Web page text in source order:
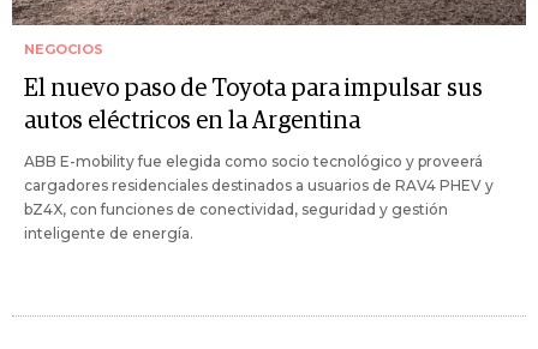
NEGOCIOS
El nuevo paso de Toyota para impulsar sus
autos eléctricos en la Argentina
ABB E-mobility fue elegida como socio tecnológico y proveerá
cargadores residenciales destinados a usuarios de RAV4 PHEV y
bZ4X, con funciones de conectividad, seguridad y gestión
inteligente de energía.